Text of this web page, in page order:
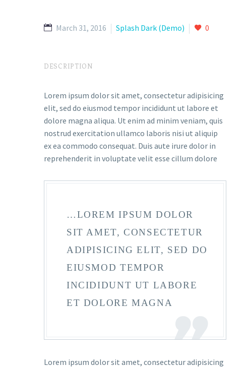
March 31, 2016 Splash Dark (Demo) 0
DESCRIPTION
Lorem ipsum dolor sit amet, consectetur adipisicing
elit, sed do eiusmod tempor incididunt ut labore et
dolore magna aliqua. Ut enim ad minim veniam, quis
nostrud exercitation ullamco laboris nisi ut aliquip
ex ea commodo consequat. Duis aute irure dolor in
reprehenderit in voluptate velit esse cillum dolore
…LOREM IPSUM DOLOR
SIT AMET, CONSECTETUR
ADIPISICING ELIT, SED DO
EIUSMOD TEMPOR
INCIDIDUNT UT LABORE
ET DOLORE MAGNA
Lorem ipsum dolor sit amet, consectetur adipisicing